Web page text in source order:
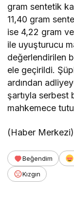
gram sentetik
11,40 gram
ise 4,22 gram
ile uyuşturucu
değerlendirilen
ele geçirildi.
ardından
şartıyla serbest
mahkemece
(Haber Merkezi)
Beğendim
Kızgın